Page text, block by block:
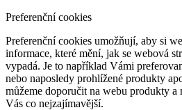
Preferenční cookies
Preferenční cookies umožňují, aby si
informace, které mění, jak se webová
vypadá. Je to například Vámi
nebo naposledy prohlížené produkty
můžeme doporučit na webu produkty a
Vás co nejzajímavější.